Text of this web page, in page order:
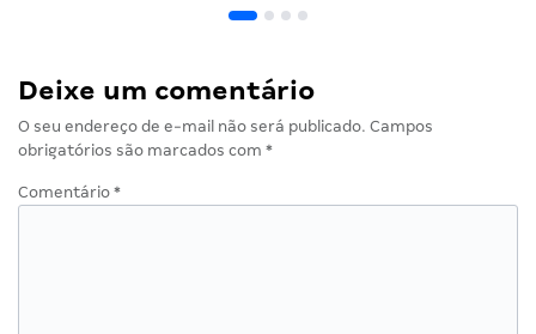
Deixe um comentário
O seu endereço de e-mail não será publicado. Campos
obrigatórios são marcados com *
Comentário *